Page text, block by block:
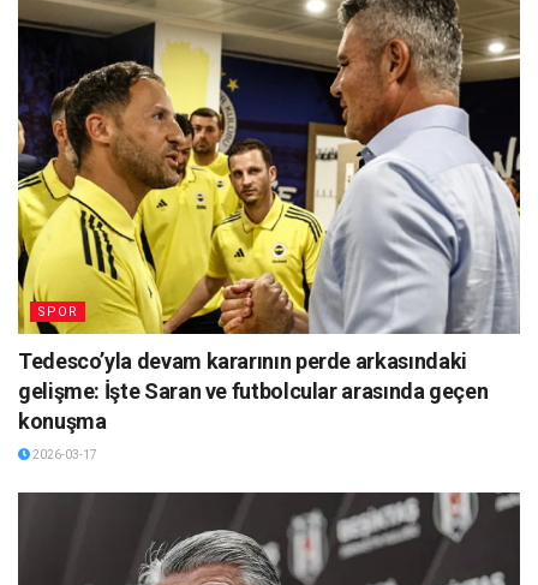
SPOR
Tedesco’yla devam kararının perde arkasındaki
gelişme: İşte Saran ve futbolcular arasında geçen
konuşma
2026-03-17